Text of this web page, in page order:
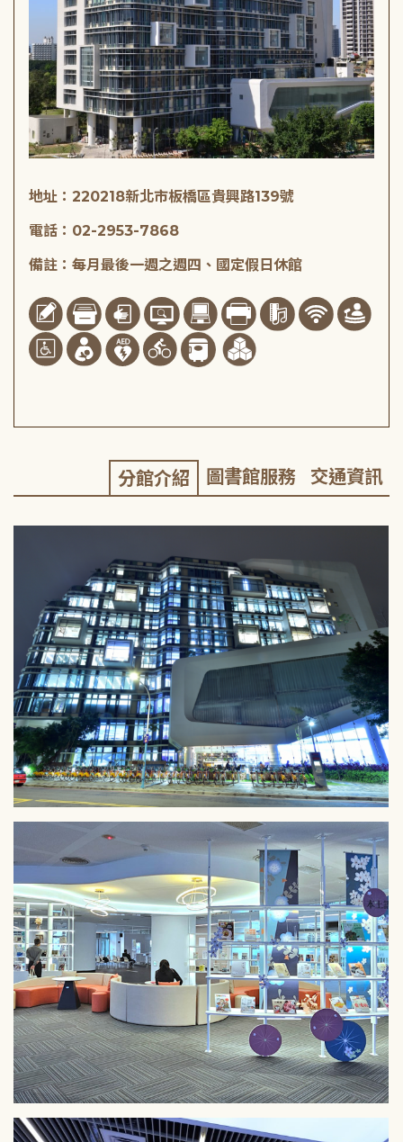
地址：220218新北市板橋區貴興路139號
電話：02-2953-7868
備註：每月最後一週之週四、國定假日休館
分館介紹 圖書館服務 交通資訊